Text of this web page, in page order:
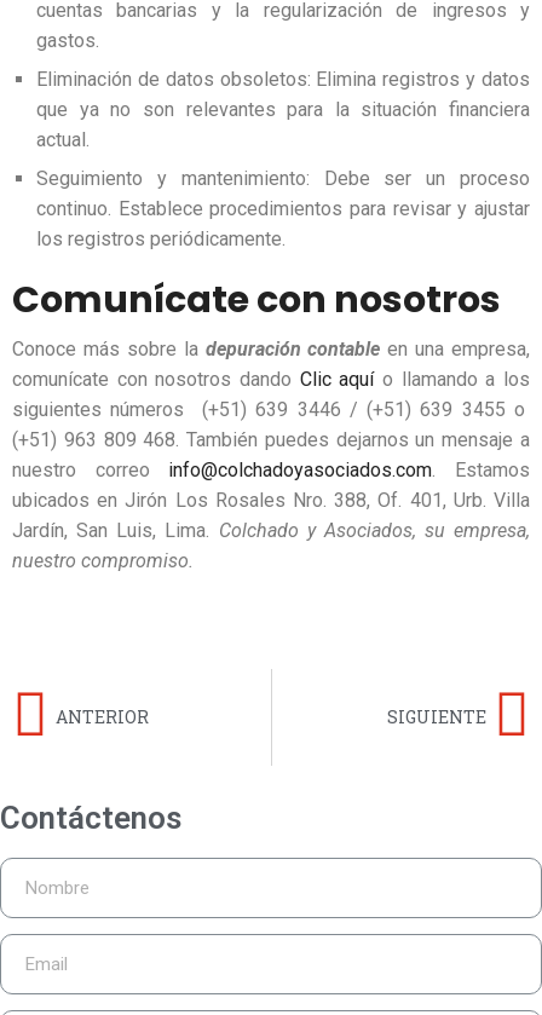
cuentas bancarias y la regularización de ingresos y
gastos.
Eliminación de datos obsoletos: Elimina registros y datos
que ya no son relevantes para la situación financiera
actual.
Seguimiento y mantenimiento: Debe ser un proceso
continuo. Establece procedimientos para revisar y ajustar
los registros periódicamente.
Comunícate con nosotros
Conoce más sobre la depuración contableen una empresa,
comunícate con nosotros dando Clic aquío llamando a los
siguientes números (+51) 639 3446 / (+51) 639 3455 o
(+51) 963 809 468. También puedes dejarnos un mensaje a
nuestro correo info@colchadoyasociados.com. Estamos
ubicados en Jirón Los Rosales Nro. 388, Of. 401, Urb. Villa
Jardín, San Luis, Lima. Colchado y Asociados, su empresa,
nuestro compromiso.
ANTERIOR SIGUIENTE
Contáctenos